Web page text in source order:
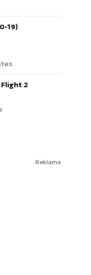
19)
2
Reklama